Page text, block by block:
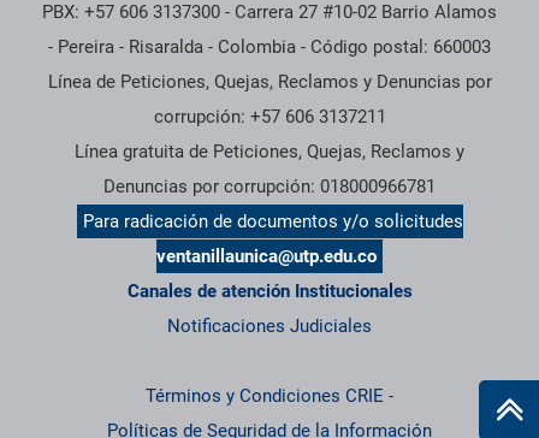
PBX: +57 606 3137300 - Carrera 27 #10-02 Barrio Alamos
- Pereira - Risaralda - Colombia - Código postal: 660003
Línea de Peticiones, Quejas, Reclamos y Denuncias por
corrupción: +57 606 3137211
Línea gratuita de Peticiones, Quejas, Reclamos y
Denuncias por corrupción: 018000966781
Para radicación de documentos y/o solicitudes
ventanillaunica@utp.edu.co
Canales de atención Institucionales
Notificaciones Judiciales
Términos y Condiciones CRIE -
Políticas de Seguridad de la Información